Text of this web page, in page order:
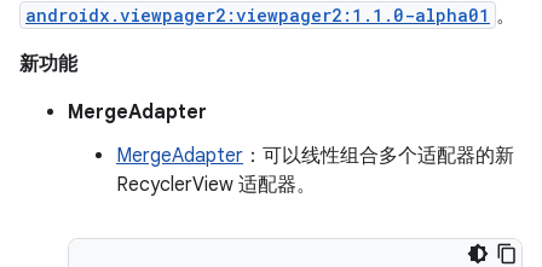
androidx.viewpager2:viewpager2:1.1.0-alpha01 。
新功能
MergeAdapter
MergeAdapter ：可以线性组合多个适配器的新
RecyclerView 适配器。